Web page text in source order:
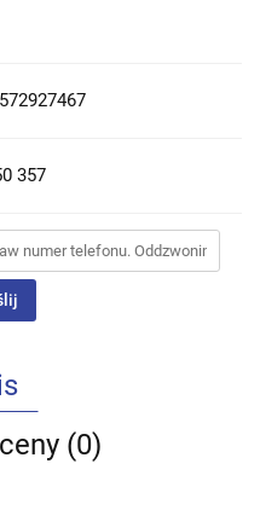
357
(0)